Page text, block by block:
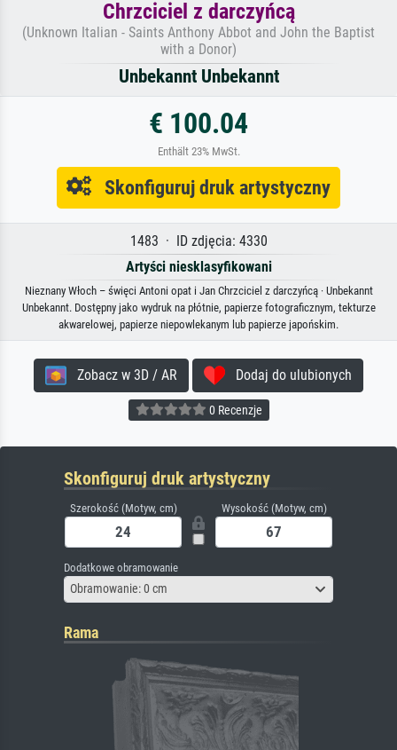
Chrzciciel z darczyńcą
(Unknown Italian - Saints Anthony Abbot and John the Baptist
with a Donor)
Unbekannt Unbekannt
€ 100.04
Enthält 23% MwSt.
Skonfiguruj druk artystyczny
1483 · ID zdjęcia: 4330
Artyści niesklasyfikowani
Nieznany Włoch – święci Antoni opat i Jan Chrzciciel z darczyńcą · Unbekannt
Unbekannt. Dostępny jako wydruk na płótnie, papierze fotograficznym, tekturze
akwarelowej, papierze niepowlekanym lub papierze japońskim.
Zobacz w 3D / AR Dodaj do ulubionych
0 Recenzje
Skonfiguruj druk artystyczny
Szerokość (Motyw, cm) Wysokość (Motyw, cm)
Dodatkowe obramowanie
Obramowanie: 0 cm
Rama